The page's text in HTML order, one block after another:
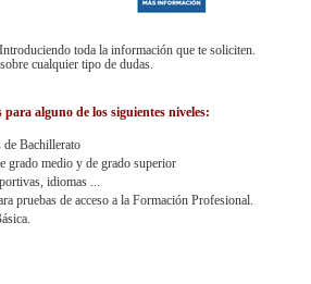
Introduciendo toda la información que te soliciten.
cualquier tipo de dudas.
para alguno de los siguientes niveles:
de Bachillerato
grado medio y de grado superior
idiomas ...
pruebas de acceso a la Formación Profesional.